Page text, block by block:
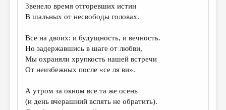
ОТДЕЛЫ И РУБРИКИ
ДАЙДЖЕСТ
ПРОИЗВЕДЕНИЯ
КОНКУРСЫ
Звенело время отгоревших истин
В шальных от несвободы головах.
Все на двоих: и будущность, и вечность.
Но задержавшись в шаге от любви,
Мы охраняли хрупкость нашей встречи
От неизбежных после «се ля ви».
А утром за окном все та же осень
(и день вчерашний вспять не обратить).